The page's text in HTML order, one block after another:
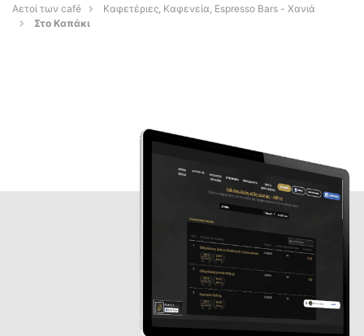
Αετοί των café
Καφετέριες, Καφενεία, Espresso Bars - Χανιά
Στο Καπάκι